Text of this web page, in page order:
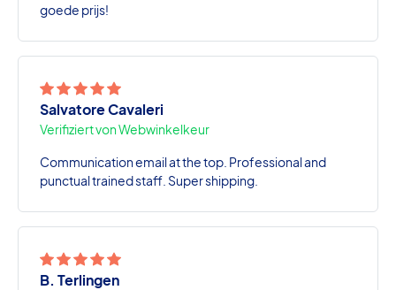
goede prijs!
Salvatore Cavaleri
Verifiziert von Webwinkelkeur
Communication email at the top. Professional and
punctual trained staff. Super shipping.
B. Terlingen